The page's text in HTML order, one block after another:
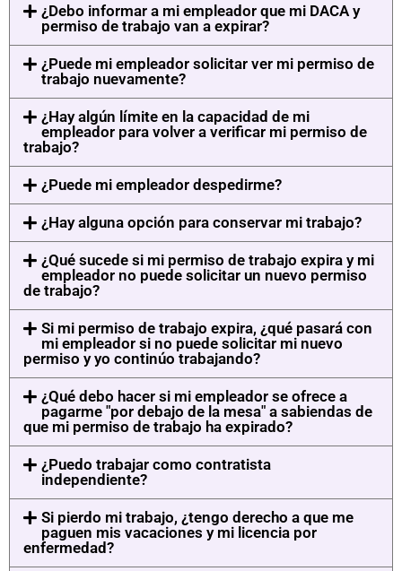
¿Debo informar a mi empleador que mi DACA y
permiso de trabajo van a expirar?
¿Puede mi empleador solicitar ver mi permiso de
trabajo nuevamente?
¿Hay algún límite en la capacidad de mi
empleador para volver a verificar mi permiso de
trabajo?
¿Puede mi empleador despedirme?
¿Hay alguna opción para conservar mi trabajo?
¿Qué sucede si mi permiso de trabajo expira y mi
empleador no puede solicitar un nuevo permiso
de trabajo?
Si mi permiso de trabajo expira, ¿qué pasará con
mi empleador si no puede solicitar mi nuevo
permiso y yo continúo trabajando?
¿Qué debo hacer si mi empleador se ofrece a
pagarme "por debajo de la mesa" a sabiendas de
que mi permiso de trabajo ha expirado?
¿Puedo trabajar como contratista
independiente?
Si pierdo mi trabajo, ¿tengo derecho a que me
paguen mis vacaciones y mi licencia por
enfermedad?